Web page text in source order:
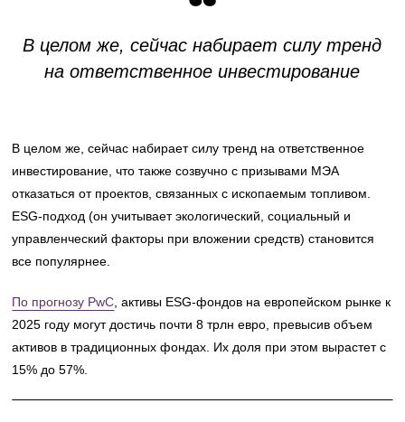
В целом же, сейчас набирает силу тренд
на ответственное инвестирование
В целом же, сейчас набирает силу тренд на ответственное
инвестирование, что также созвучно с призывами МЭА
отказаться от проектов, связанных с ископаемым топливом.
ESG-подход (он учитывает экологический, социальный и
управленческий факторы при вложении средств) становится
все популярнее.
По прогнозу PwC , активы ESG-фондов на европейском рынке к
2025 году могут достичь почти 8 трлн евро, превысив объем
активов в традиционных фондах. Их доля при этом вырастет с
15% до 57%.